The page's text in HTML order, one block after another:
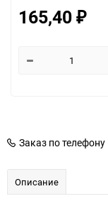
165,40 ₽
Заказ по телефону
Описание